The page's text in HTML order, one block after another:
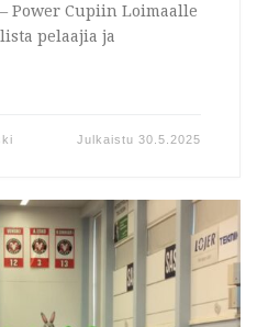
Power Cupiin Loimaalle
pelaajia ja
Julkaistu30.5.2025